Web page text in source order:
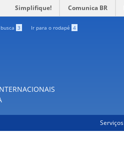
Simplifique! Comunica BR
3 Ir para o rodapé 4
Serviços